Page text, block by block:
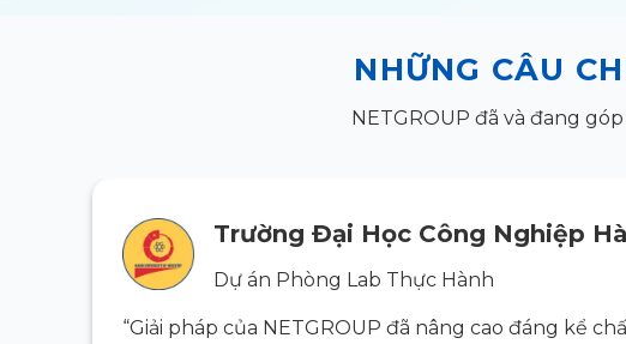
NHỮNG CÂU
NETGROUP đã và đang
Trường Đại Học Công Nghiệp
Dự án Phòng Lab Thực Hành
“Giải pháp của NETGROUP đã nâng cao đáng kể